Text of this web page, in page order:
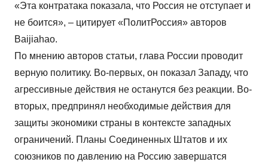
«Эта контратака показала, что Россия не отступает и
не боится», – цитирует «ПолитРоссия» авторов
Baijiahao.
По мнению авторов статьи, глава России проводит
верную политику. Во-первых, он показал Западу, что
агрессивные действия не останутся без реакции. Во-
вторых, предпринял необходимые действия для
защиты экономики страны в контексте западных
ограничений. Планы Соединенных Штатов и их
союзников по давлению на Россию завершатся